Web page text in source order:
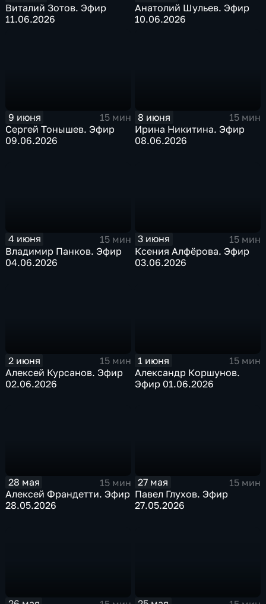
Виталий Зотов. Эфир
11.06.2026
Анатолий Шульев. Эфир
10.06.2026
9 июня
15 мин
Сергей Тонышев. Эфир
09.06.2026
8 июня
15 мин
Ирина Никитина. Эфир
08.06.2026
4 июня
15 мин
Владимир Панков. Эфир
04.06.2026
3 июня
15 мин
Ксения Алфёрова. Эфир
03.06.2026
2 июня
15 мин
Алексей Курсанов. Эфир
02.06.2026
1 июня
15 мин
Александр Коршунов.
Эфир 01.06.2026
28 мая
15 мин
Алексей Франдетти. Эфир
28.05.2026
27 мая
15 мин
Павел Глухов. Эфир
27.05.2026